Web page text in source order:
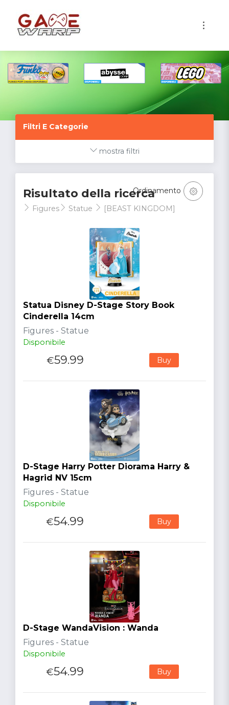
Filtri E Categorie
mostra filtri
Risultato della ricerca
Figures Statue [BEAST KINGDOM]
Ordinamento
Statua Disney D-Stage Story Book
Cinderella 14cm
Figures - Statue
Disponibile
€59.99 Buy
D-Stage Harry Potter Diorama Harry &
Hagrid NV 15cm
Figures - Statue
Disponibile
€54.99 Buy
D-Stage WandaVision : Wanda
Figures - Statue
Disponibile
€54.99 Buy